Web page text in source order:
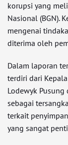
korupsi yang
Nasional (BGN).
mengenai
diterima oleh
Dalam laporan
terdiri dari
Lodewyk
sebagai
terkait
yang sangat